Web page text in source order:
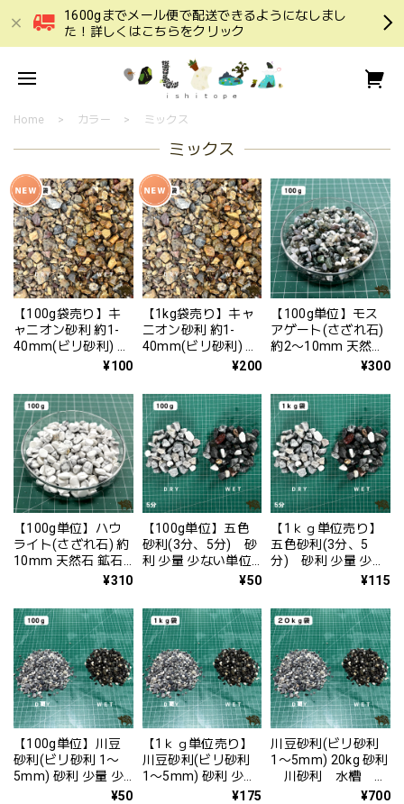
1600gまでメール便で配送できるようになしまし
た！詳しくはこちらをクリック
Home カラー ミックス
ミックス
【100g袋売り】キ
ャニオン砂利 約1-
40mm(ビリ砂利) 砂
利 少量 少ない単位
っこいい アガベ
砂利
¥100
【1kg袋売り】キャ
ニオン砂利 約1-
40mm(ビリ砂利) 砂
利 少量 少ない単位
っこいい アガベ
砂利
¥200
【100g単位】モス
アゲート(さざれ石)
約2〜10mm 天然石
リウムや手芸におす
すめ
¥300
【100g単位】ハウ
ライト(さざれ石) 約
10mm 天然石 鉱石
100g 磨かれた砂利
から 水槽 底砂 砂
利
¥310
【100g単位】五色
砂利(3分、5分) 砂
利 少量 少ない単位
から かっこいい
¥50
【1ｋｇ単位売り】
五色砂利(3分、5
分) 砂利 少量 少な
い単位から かっこ
¥115
【100g単位】川豆
砂利(ビリ砂利 1〜
5mm) 砂利 少量 少
量から購入 川砂¥50
【1ｋｇ単位売り】
川豆砂利(ビリ砂利
1〜5mm) 砂利 少量
少量から購入 川砂
¥175
川豆砂利(ビリ砂利
1〜5mm) 20kg 砂利
川砂利 水槽 底
¥700